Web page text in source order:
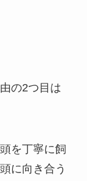
の2つ目は
を丁寧に飼
に向き合う